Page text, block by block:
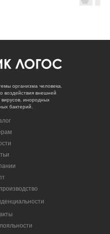
организма человека.
воздействия внешней
инородных
бактерий.